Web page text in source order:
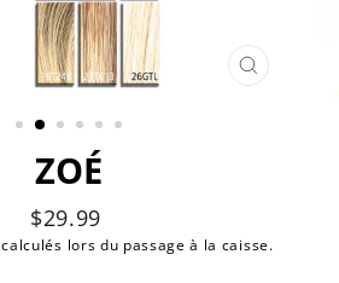
FERMER
ZOÉ
Prix
régulier
$29.99
calculés lors du passage à la caisse.